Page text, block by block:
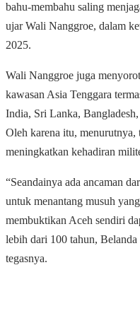
bahu-membahu saling
ujar Wali Nanggroe, dalam
2025.
Wali Nanggroe juga
kawasan Asia Tenggara
India, Sri Lanka,
Oleh karena itu, menurutnya,
meningkatkan kehadiran
“Seandainya ada ancaman
untuk menantang musuh
membuktikan Aceh sendiri
lebih dari 100 tahun,
tegasnya.